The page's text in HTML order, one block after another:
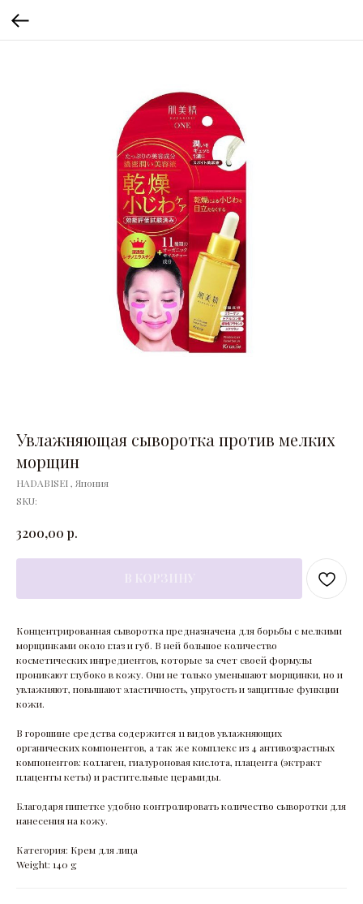
Увлажняющая сыворотка против мелких
морщин
HADABISEI , Япония
SKU:
3200,00 р.
Концентрированная сыворотка предназначена для борьбы с мелкими
морщинками около глаз и губ. В ней большое количество
косметических ингредиентов, которые за счет своей формулы
проникают глубоко в кожу. Они не только уменьшают морщинки, но и
увлажняют, повышают эластичность, упругость и защитные функции
кожи.
В горошине средства содержится 11 видов увлажняющих
органических компонентов, а так же комплекс из 4 антивозрастных
компонентов: коллаген, гиалуроновая кислота, плацента (эктракт
плаценты кеты) и растительные церамиды.
Благодаря пипетке удобно контролировать количество сыворотки для
нанесения на кожу.
Категория: Крем для лица
Weight: 140 g